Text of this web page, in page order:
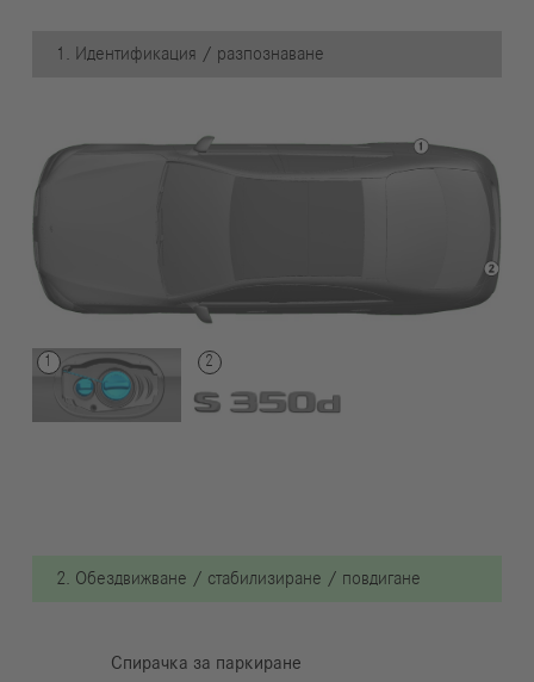
1. Идентификация / разпознаване
2. Обездвижване / стабилизиране / повдигане
Спирачка за паркиране